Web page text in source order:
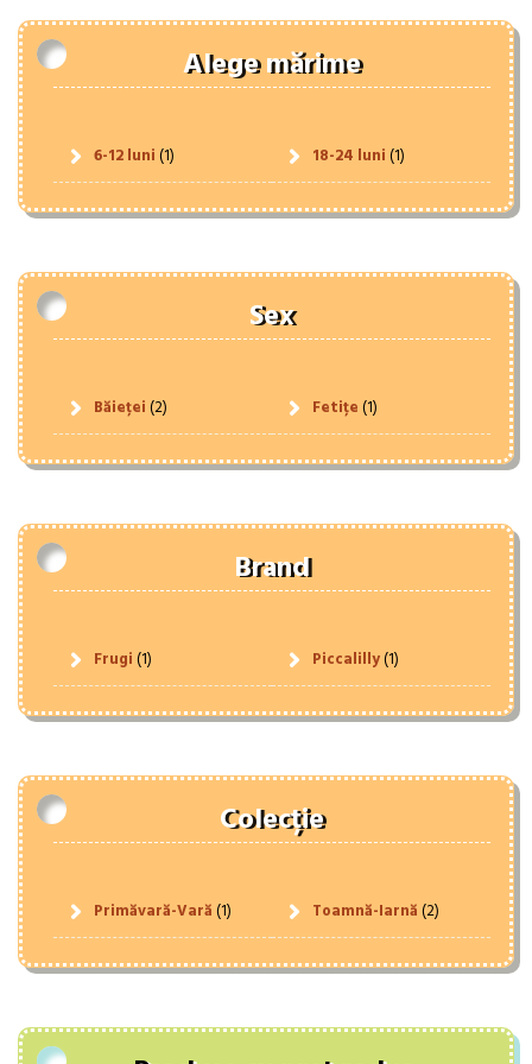
Alege mărime
6-12 luni(1) 18-24 luni(1)
Sex
Băieței(2) Fetițe(1)
Brand
Frugi(1) Piccalilly(1)
Colecție
Primăvară-Vară(1) Toamnă-Iarnă(2)